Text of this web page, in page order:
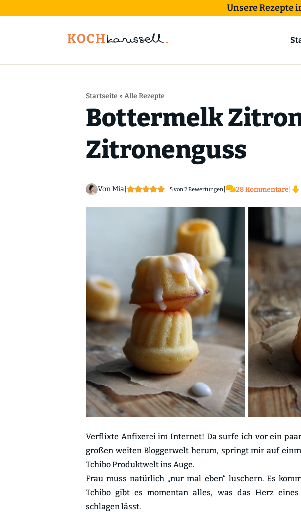
Unsere Rezepte
Startseite »Alle Rezepte
Bottermelk
Zitronenguss
Von Mia 5von 2Bewertungen| 28 Kommentare
Verflixte Anfixerei im Internet! Da surfe ich vor ein
großen weiten Bloggerwelt herum, springt mir auf
Tchibo Produktwelt ins Auge.
Frau muss natürlich „nur mal eben“ luschern. Es
Tchibo gibt es momentan alles, was das Herz eines
schlagen lässt.